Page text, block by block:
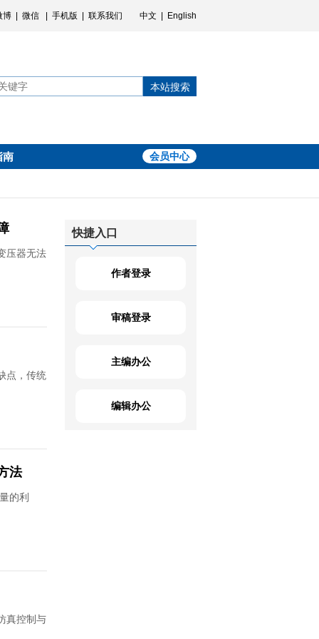
博 微信 手机版 联系我们 中文 English
本站搜索
南 会员中心
压器无法
点，传统
法
的利
真控制与
快捷入口
作者登录
审稿登录
主编办公
编辑办公